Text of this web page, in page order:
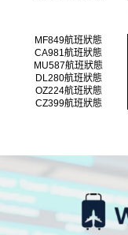
MF849航班狀態
CA981航班狀態
MU587航班狀態
DL280航班狀態
OZ224航班狀態
CZ399航班狀態